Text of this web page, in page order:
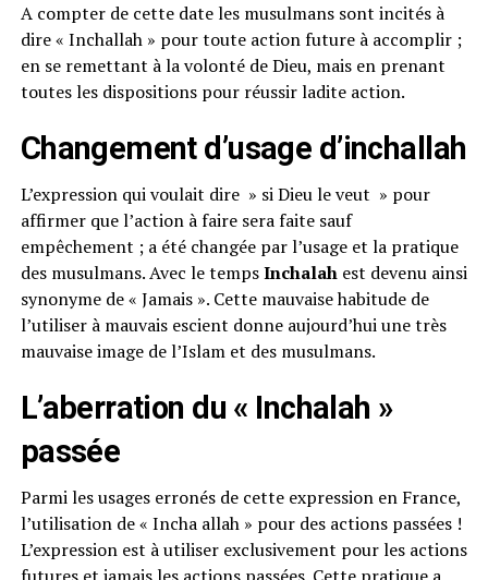
A compter de cette date les musulmans sont incités à
dire « Inchallah » pour toute action future à accomplir ;
en se remettant à la volonté de Dieu, mais en prenant
toutes les dispositions pour réussir ladite action.
Changement d’usage d’inchallah
L’expression qui voulait dire » si Dieu le veut » pour
affirmer que l’action à faire sera faite sauf
empêchement ; a été changée par l’usage et la pratique
des musulmans. Avec le tempsInchalah est devenu ainsi
synonyme de « Jamais ». Cette mauvaise habitude de
l’utiliser à mauvais escient donne aujourd’hui une très
mauvaise image de l’Islam et des musulmans.
L’aberration du « Inchalah »
passée
Parmi les usages erronés de cette expression en France,
l’utilisation de « Incha allah » pour des actions passées !
L’expression est à utiliser exclusivement pour les actions